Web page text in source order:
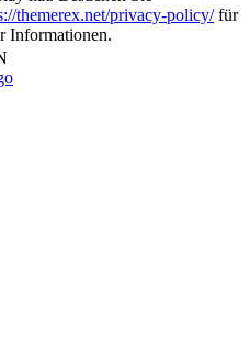
themerex.net/privacy-policy/für
Informationen.